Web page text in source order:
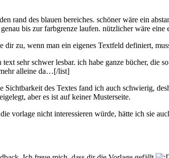
rand des blauen bereiches. schöner wäre ein
bis zur farbgrenze laufen. nützlicher wäre eine
zu, wenn man ein eigenes Textfeld definiert,
sehr schwer lesbar. ich habe ganze bücher, die
mehr alleine da…[/list]
Sichtbarkeit des Textes fand ich auch schwierig,
aber es ist auf keiner Musterseite.
vorlage nicht interessieren würde, hätte ich sie